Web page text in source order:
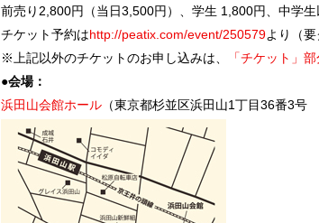
前売り2,800円（当日3,500円）、学生 1,800円、中学
チケット予約はhttp://peatix.com/event/250579より（要
※上記以外のチケットのお申し込みは、
「チケット」
●会場：
浜田山会館ホール （東京都杉並区浜田山1丁目36番3号